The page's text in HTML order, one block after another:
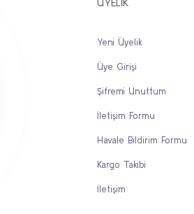
Yeni Üyelik
Üye Girişi
Şifremi Unuttum
İletişim Formu
Havale Bildirim Formu
Kargo Takibi
İletişim